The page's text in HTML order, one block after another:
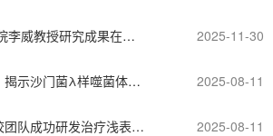
Nat Commun｜我院李威教授研究成果在《Nature Communications》发表 2025-11-30
PLOS Pathogens｜揭示沙门菌λ样噬菌体Gifsy-1的双重受体靶向机制 2025-08-11
Nano Letters | 我校团队成功研发治疗浅表创伤及骨骼肌炎症的给药递送系统 2025-08-11